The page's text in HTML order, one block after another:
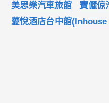
美思樂汽車旅館
寶儷倞
薆悅酒店台中館